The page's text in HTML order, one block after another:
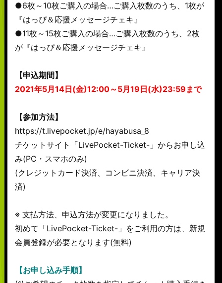
●6枚～10枚ご購入の場合…ご購入枚数のうち、1枚が
『はっぴ＆応援メッセージチェキ』
●11枚～15枚ご購入の場合…ご購入枚数のうち、2枚
が『はっぴ＆応援メッセージチェキ』
【申込期間】
2021年5月14日(金)12:00～5月19日(水)23:59まで
【参加方法】
https://t.livepocket.jp/e/hayabusa_8
チケットサイト「LivePocket-Ticket-」からお申し込
み(PC・スマホのみ)
(クレジットカード決済、コンビニ決済、キャリア決
済)
※ 支払方法、申込方法が変更になりました。
初めて「LivePocket-Ticket-」をご利用の方は、新規
会員登録が必要となります(無料)
【お申し込み手順】